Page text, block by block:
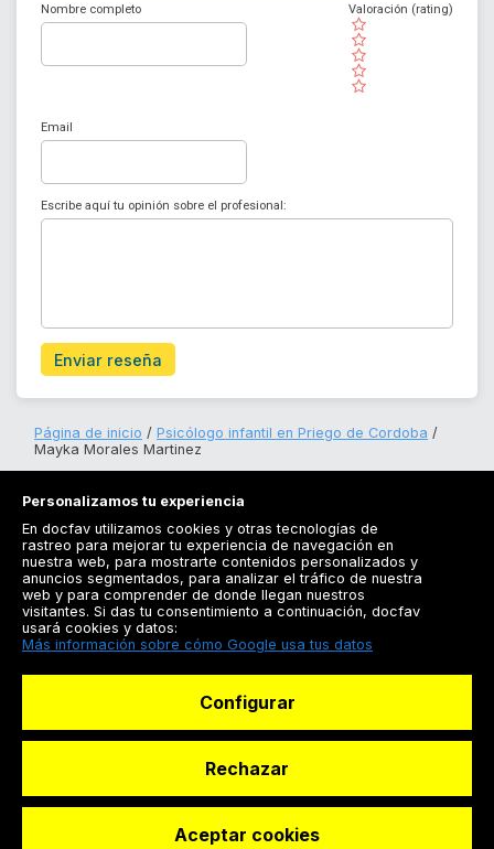
Nombre completo
( )
( )
( )
( )
( )
Valoración (rating)
Email
Escribe aquí tu opinión sobre el profesional:
Enviar reseña
Página de inicio
Psicólogo infantil en Priego de Cordoba
Mayka Morales Martinez
Registrarse
Docfav
© Dashboard Technologies S.L
Personalizamos tu experiencia
En docfav utilizamos cookies y otras tecnologías de
rastreo para mejorar tu experiencia de navegación en
nuestra web, para mostrarte contenidos personalizados y
anuncios segmentados, para analizar el tráfico de nuestra
web y para comprender de donde llegan nuestros
visitantes. Si das tu consentimiento a continuación, docfav
usará cookies y datos:
Más información sobre cómo Google usa tus datos
Configurar
Rechazar
Aceptar cookies